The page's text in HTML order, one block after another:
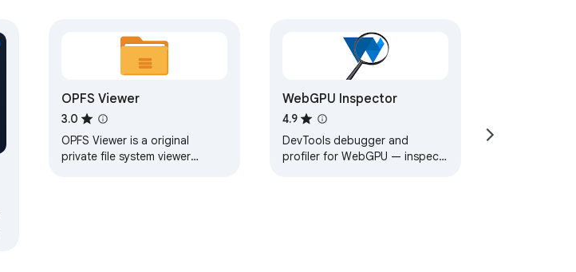
OPFS Viewer
3.0
OPFS Viewer is a original
private file system viewer
WebGPU Inspector
4.9
DevTools debugger and
profiler for WebGPU — inspect